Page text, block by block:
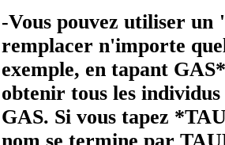
-Vous pouvez utiliser
remplacer n'importe
exemple, en tapant
obtenir tous les
GAS. Si vous tapez